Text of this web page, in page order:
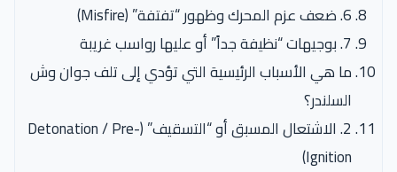
6. ضعف عزم المحرك وظهور “تفتفة” (Misfire)
7. بوجيهات “نظيفة جداً” أو عليها رواسب غريبة
ما هي الأسباب الرئيسية التي تؤدي إلى تلف جوان وش
السلندر؟
2. الاشتعال المسبق أو “التسقيف” (Detonation / Pre-
Ignition)